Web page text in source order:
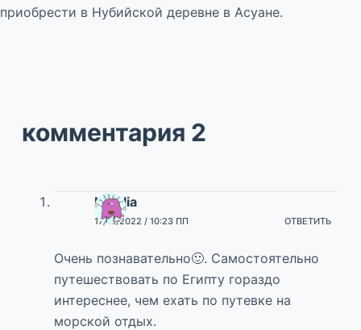
приобрести в Нубийской деревне в Асуане.
комментария 2
Natalia
17/12/2022 / 10:23 ПП ОТВЕТИТЬ
Очень познавательно🙂. Самостоятельно
путешествовать по Египту гораздо
интереснее, чем ехать по путевке на
морской отдых.